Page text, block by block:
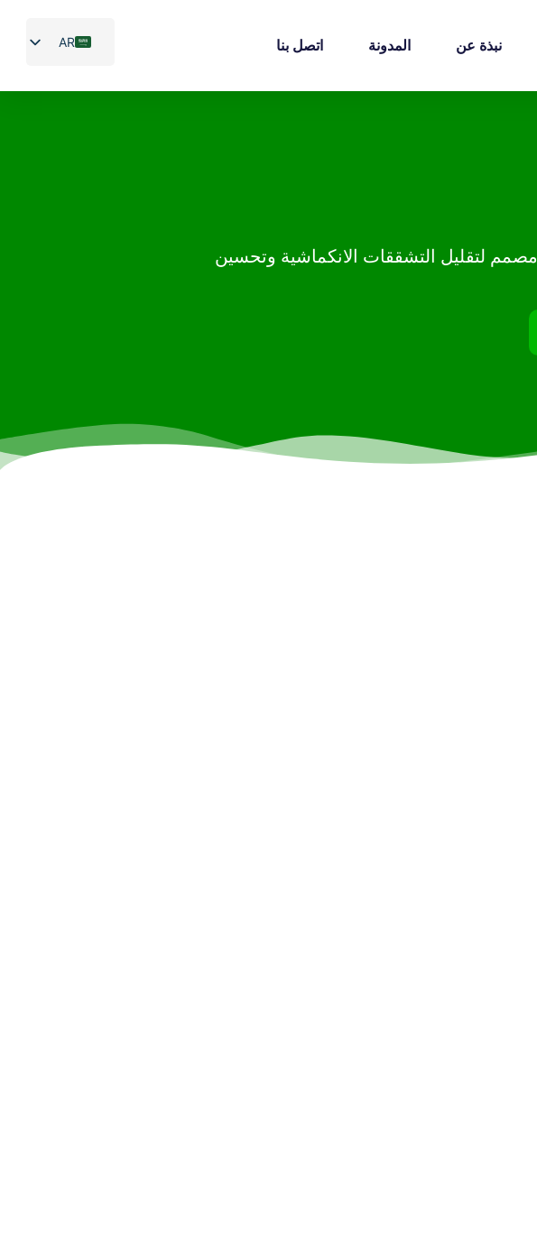
نبذة عن المدونة اتصل بنا
AR
مصمم لتقليل التشققات الانكماشية وتحسين